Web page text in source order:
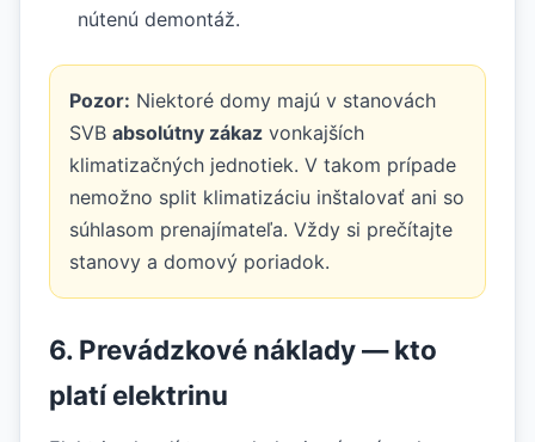
nútenú demontáž.
Pozor: Niektoré domy majú v stanovách
SVB absolútny zákaz vonkajších
klimatizačných jednotiek. V takom prípade
nemožno split klimatizáciu inštalovať ani so
súhlasom prenajímateľa. Vždy si prečítajte
stanovy a domový poriadok.
6. Prevádzkové náklady — kto
platí elektrinu